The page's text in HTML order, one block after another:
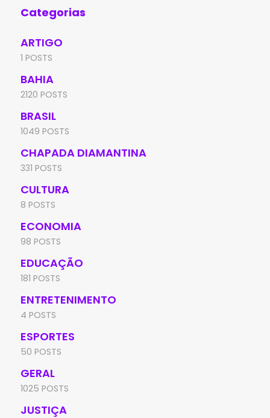
Categorias
ARTIGO
1 POSTS
BAHIA
2120 POSTS
BRASIL
1049 POSTS
CHAPADA DIAMANTINA
331 POSTS
CULTURA
8 POSTS
ECONOMIA
98 POSTS
EDUCAÇÃO
181 POSTS
ENTRETENIMENTO
4 POSTS
ESPORTES
50 POSTS
GERAL
1025 POSTS
JUSTIÇA